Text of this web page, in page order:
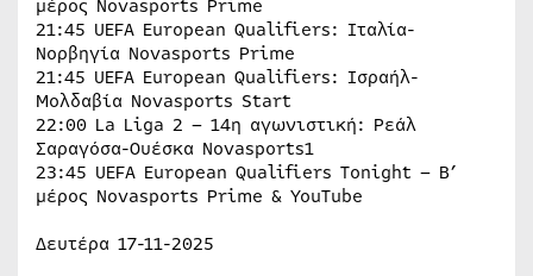
μέρος Novasports Prime
21:45 UEFA European Qualifiers: Ιταλία-
Νορβηγία Novasports Prime
21:45 UEFA European Qualifiers: Ισραήλ-
Μολδαβία Novasports Start
22:00 La Liga 2 – 14η αγωνιστική: Ρεάλ
Σαραγόσα-Ουέσκα Novasports1
23:45 UEFA European Qualifiers Tonight – B’
μέρος Novasports Prime & YouTube
Δευτέρα 17-11-2025